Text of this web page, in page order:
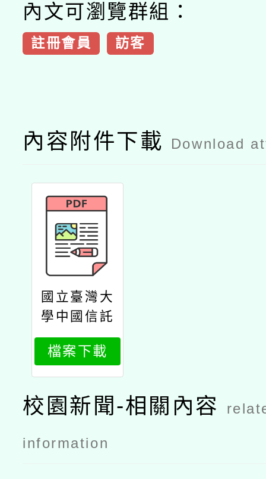
內文可瀏覽群組：
註冊會員 訪客
內容附件下載 Download
國立臺灣大
學中國信託
慈善基金會
兒少暨家庭
研究中心辦
理「合作式
對話運用於
正向人際及
檔案下載
校園新聞-相關內容
information